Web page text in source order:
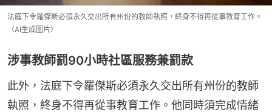
法庭下令羅傑斯必須永久交出所有州份的教師執照，終身不得再從事教育工作。
（AI生成圖片）
涉事教師罰90小時社區服務兼罰款
此外，法庭下令羅傑斯必須永久交出所有州份的教師
執照，終身不得再從事教育工作。他同時須完成情緒